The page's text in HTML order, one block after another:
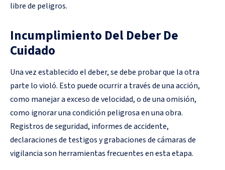
libre de peligros.
Incumplimiento Del Deber De
Cuidado
Una vez establecido el deber, se debe probar que la otra
parte lo violó. Esto puede ocurrir a través de una acción,
como manejar a exceso de velocidad, o de una omisión,
como ignorar una condición peligrosa en una obra.
Registros de seguridad, informes de accidente,
declaraciones de testigos y grabaciones de cámaras de
vigilancia son herramientas frecuentes en esta etapa.